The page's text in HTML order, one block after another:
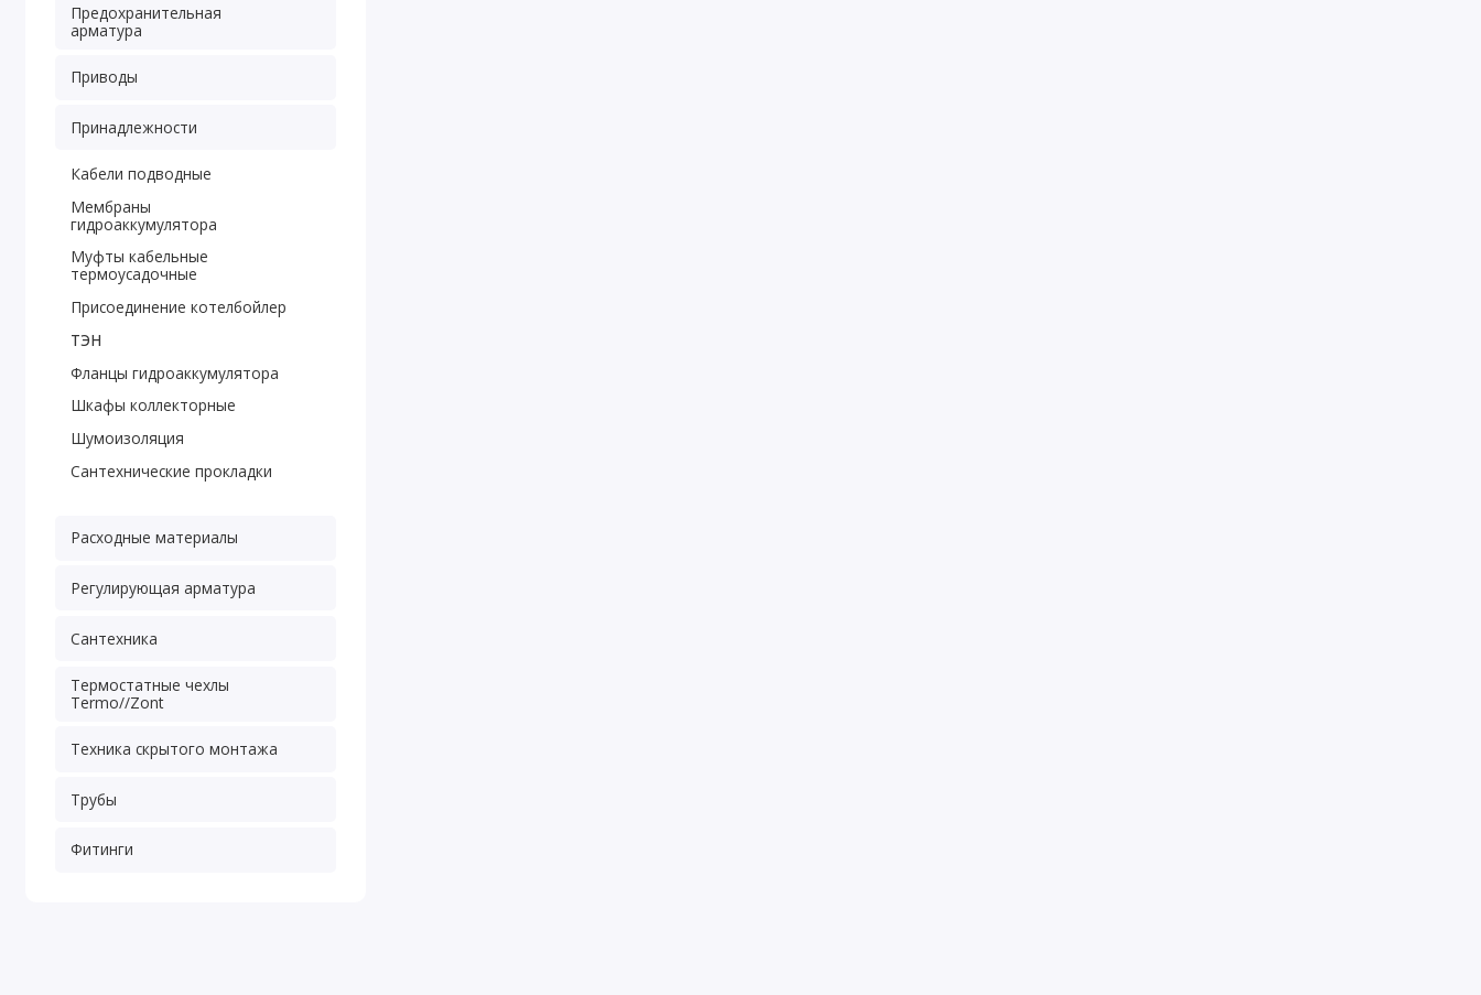
Предохранительная
арматура
Приводы
Принадлежности
Кабели подводные
Мембраны
гидроаккумулятора
Муфты кабельные
термоусадочные
Присоединение котелбойлер
ТЭН
Фланцы гидроаккумулятора
Шкафы коллекторные
Шумоизоляция
Сантехнические прокладки
Расходные материалы
Регулирующая арматура
Сантехника
Термостатные чехлы
Termo//Zont
Техника скрытого монтажа
Трубы
Фитинги